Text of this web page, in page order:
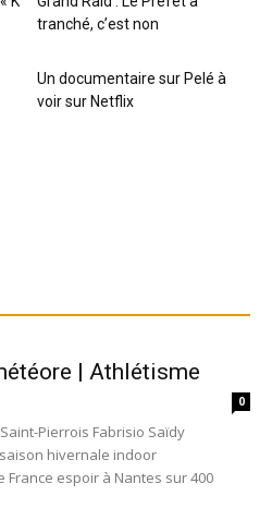
tranché, c’est non
Un documentaire sur Pelé à
voir sur Netflix
| Athlétisme
0
Pierrois Fabrisio Saïdy
hivernale indoor
espoir à Nantes sur 400